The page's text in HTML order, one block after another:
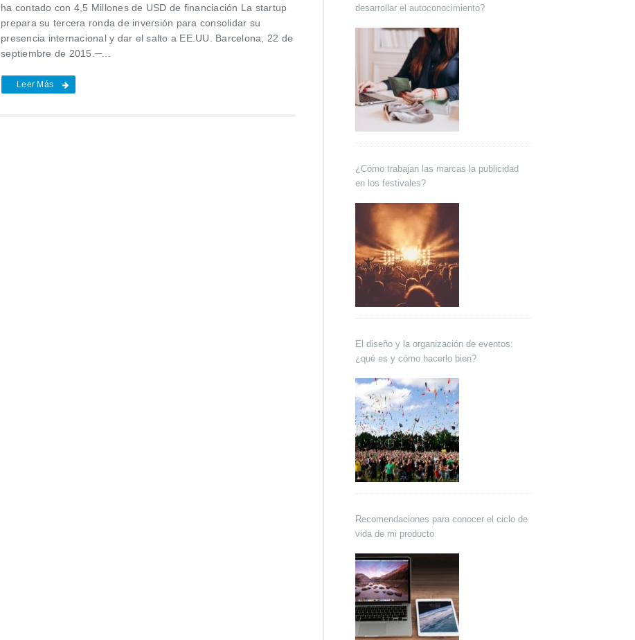
ha contado con 4,5 Millones de USD de financiación La startup
prepara su tercera ronda de inversión para consolidar su
presencia internacional y dar el salto a EE.UU. Barcelona, 22 de
septiembre de 2015.─...
Leer Más
desarrollar el autoconocimiento?
¿Cómo trabajan las marcas la publicidad
en los festivales?
El diseño y la organización de eventos:
¿qué es y cómo hacerlo bien?
Recomendaciones para conocer el ciclo de
vida de mi producto